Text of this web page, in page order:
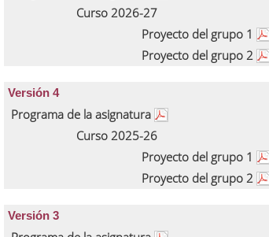
Curso 2026-27
Proyecto del grupo 1
Proyecto del grupo 2
Versión 4
Programa de la asignatura
Curso 2025-26
Proyecto del grupo 1
Proyecto del grupo 2
Versión 3